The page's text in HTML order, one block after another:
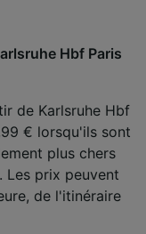
Hbf Paris
de Karlsruhe Hbf
€ lorsqu'ils sont
plus chers
Les prix peuvent
de l'itinéraire